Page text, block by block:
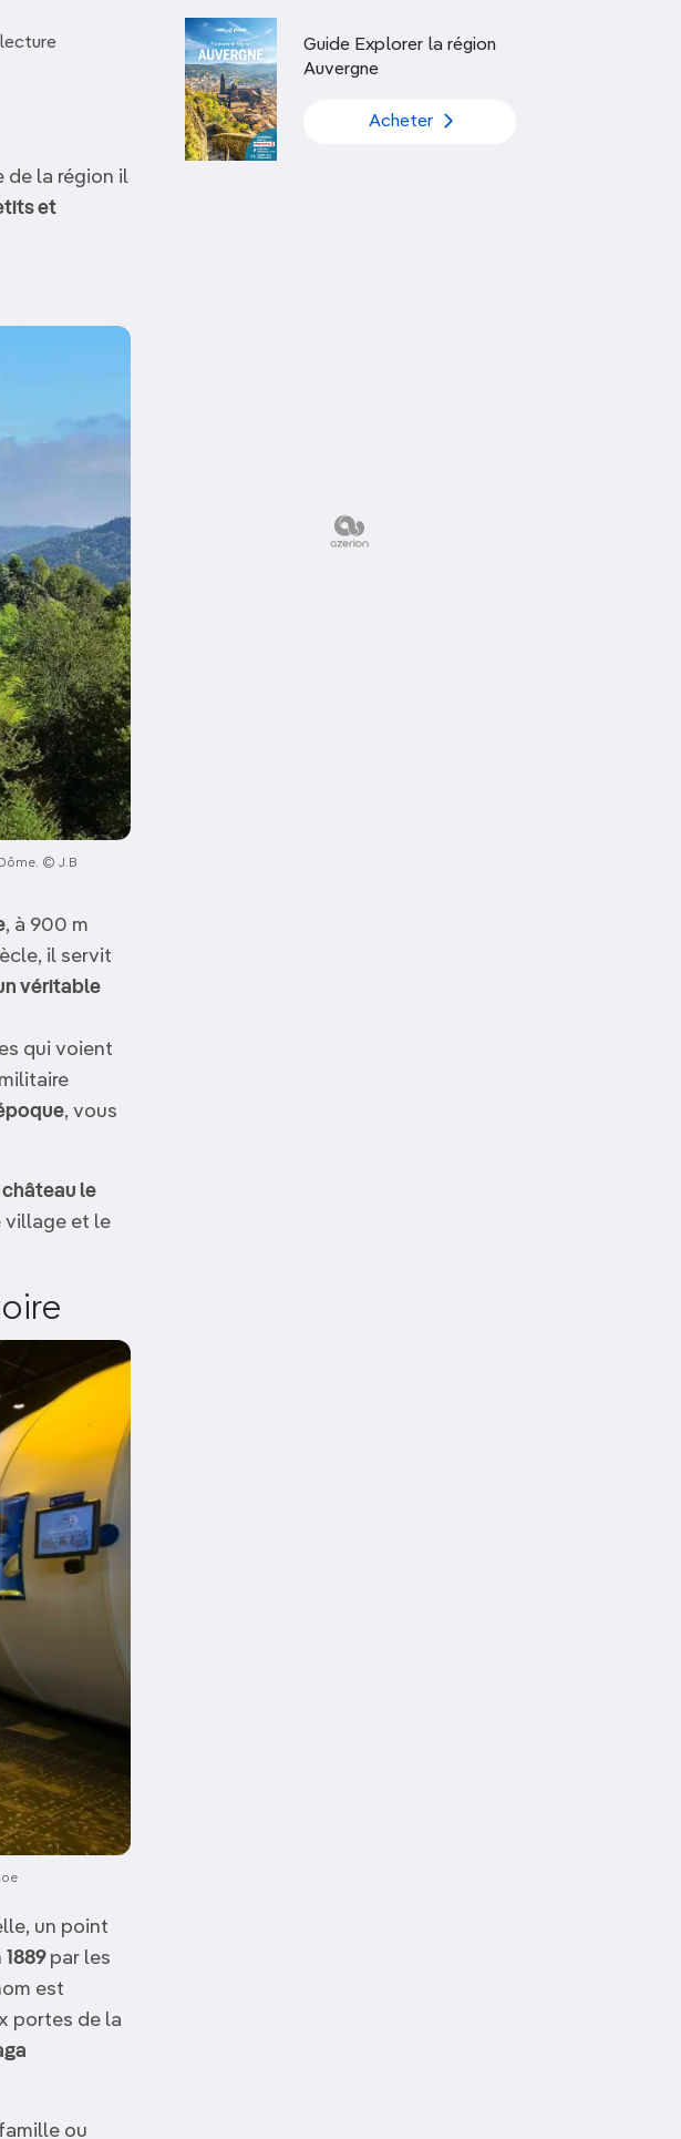
Découvrir nos articles
de la région il
et
© J.B
, à 900 m
il servit
véritable
qui voient
, vous
château le
village et le
un point
1889 par les
est
portes de la
ou
Guide Explorer la région
Auvergne
Acheter